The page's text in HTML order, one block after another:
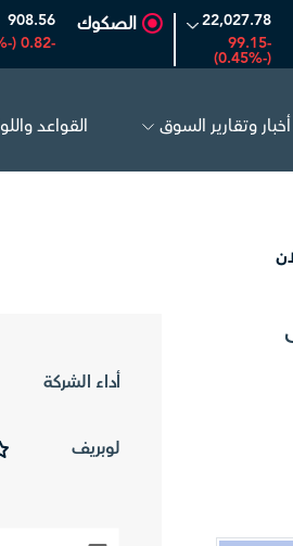
22,027.78
-99.15
(-0.45%)
الصكوك
908.56
-0.82 (-0.09%)
أخبار وتقارير السوق القواعد
أداء الشركة
لوبريف